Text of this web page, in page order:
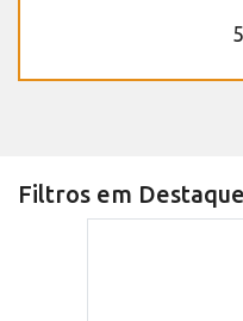
Filtros em Destaque